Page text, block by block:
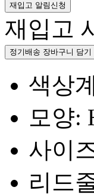
재입고 알림신청
재입고
정기배송 장바구니 담기
색상
모양:
사이
리드